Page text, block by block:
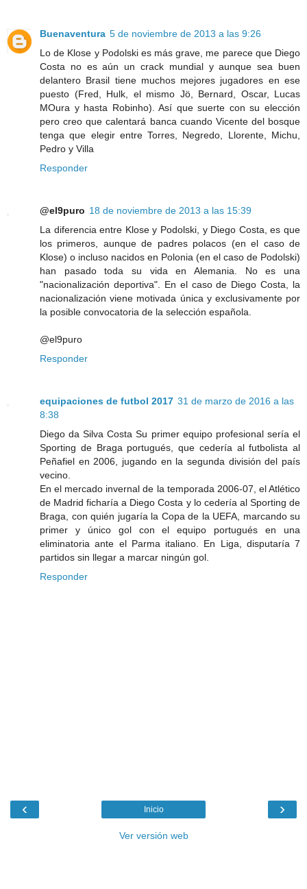
Buenaventura 5 de noviembre de 2013 a las 9:26
Lo de Klose y Podolski es más grave, me parece que Diego
Costa no es aún un crack mundial y aunque sea buen
delantero Brasil tiene muchos mejores jugadores en ese
puesto (Fred, Hulk, el mismo Jö, Bernard, Oscar, Lucas
MOura y hasta Robinho). Así que suerte con su elección
pero creo que calentará banca cuando Vicente del bosque
tenga que elegir entre Torres, Negredo, Llorente, Michu,
Pedro y Villa
Responder
@el9puro 18 de noviembre de 2013 a las 15:39
La diferencia entre Klose y Podolski, y Diego Costa, es que
los primeros, aunque de padres polacos (en el caso de
Klose) o incluso nacidos en Polonia (en el caso de Podolski)
han pasado toda su vida en Alemania. No es una
"nacionalización deportiva". En el caso de Diego Costa, la
nacionalización viene motivada única y exclusivamente por
la posible convocatoria de la selección española.
@el9puro
Responder
equipaciones de futbol 2017 31 de marzo de 2016 a las
8:38
Diego da Silva Costa Su primer equipo profesional sería el
Sporting de Braga portugués, que cedería al futbolista al
Peñafiel en 2006, jugando en la segunda división del país
vecino.
En el mercado invernal de la temporada 2006-07, el Atlético
de Madrid ficharía a Diego Costa y lo cedería al Sporting de
Braga, con quién jugaría la Copa de la UEFA, marcando su
primer y único gol con el equipo portugués en una
eliminatoria ante el Parma italiano. En Liga, disputaría 7
partidos sin llegar a marcar ningún gol.
Responder
‹ ›
Inicio
Ver versión web